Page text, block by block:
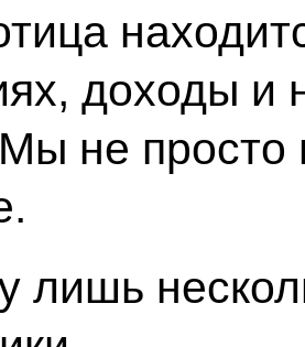
доходы и
Мы не
лишь